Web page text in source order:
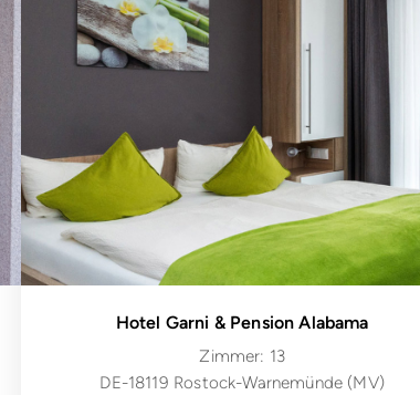
Hotel Garni & Pension Alabama
Zimmer: 13
DE-18119 Rostock-Warnemünde (MV)